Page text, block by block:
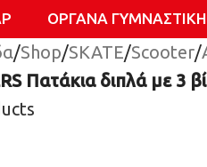
ΌΡΓΑΝΑ
/Shop/SKATE/Scooter/
Πατάκια διπλά με 3